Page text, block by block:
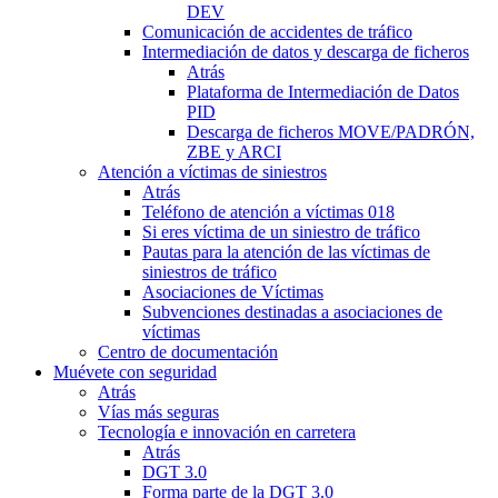
DEV
Comunicación de accidentes de tráfico
Intermediación de datos y descarga de ficheros
Atrás
Plataforma de Intermediación de Datos
PID
Descarga de ficheros MOVE/PADRÓN,
ZBE y ARCI
Atención a víctimas de siniestros
Atrás
Teléfono de atención a víctimas 018
Si eres víctima de un siniestro de tráfico
Pautas para la atención de las víctimas de
siniestros de tráfico
Asociaciones de Víctimas
Subvenciones destinadas a asociaciones de
víctimas
Centro de documentación
Muévete con seguridad
Atrás
Vías más seguras
Tecnología e innovación en carretera
Atrás
DGT 3.0
Forma parte de la DGT 3.0